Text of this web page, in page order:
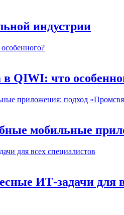
индустрии
QIWI: что
мобильные
ИТ-задачи для